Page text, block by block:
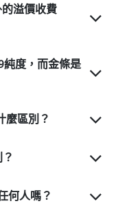
溢價收費
純度，而金條是
麼區別？
何人嗎？